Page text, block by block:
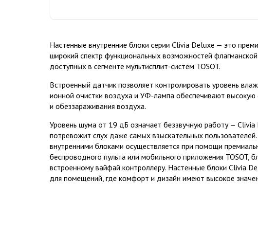
Настенные внутренние блоки серии Clivia Deluxe — это
широкий спектр функциональных возможностей
доступных в сегменте мультисплит-систем TOSOT.
Встроенный датчик позволяет контролировать уровень
ионной очистки воздуха и УФ-лампа обеспечивают высокую
и обеззараживания воздуха.
Уровень шума от 19 дБ означает беззвучную работу — Clivia
потревожит слух даже самых взыскательных пользователей.
внутренними блоками осуществляется при помощи
беспроводного пульта или мобильного приложения TOSOT,
встроенному вайфай контроллеру. Настенные блоки Clivia
для помещений, где комфорт и дизайн имеют высокое